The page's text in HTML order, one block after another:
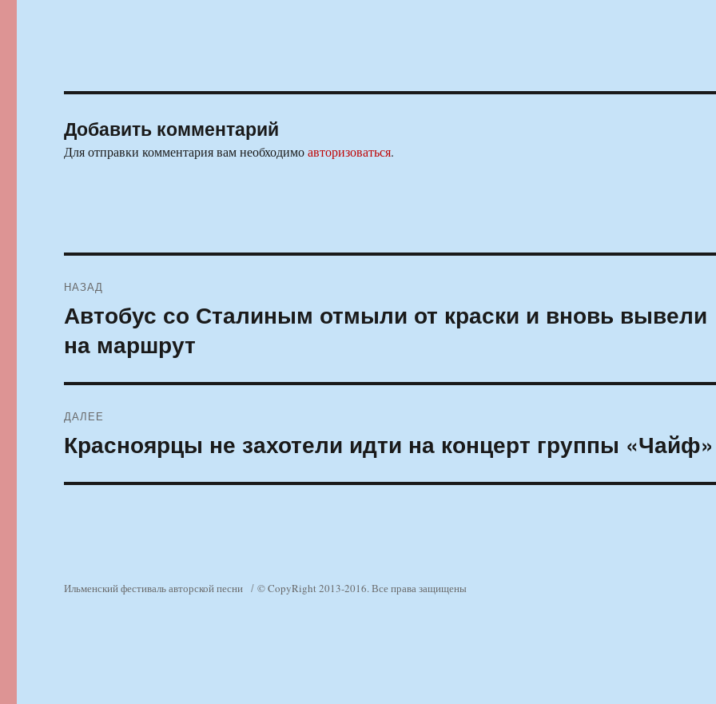
Добавить комментарий
Для отправки комментария вам необходимоавторизоваться.
по
записям
НАЗАД
Предыдущая
Автобус со Сталиным отмыли от краски и вновь вывели
на маршрут
ДАЛЕЕ
Следующая
запись:
Красноярцы не захотели идти на концерт группы «Чайф»
Ильменский фестиваль авторской песни © CopyRight 2013-2016. Все права защищены